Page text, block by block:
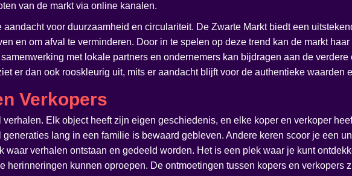
van de markt via online kanalen.
voor duurzaamheid en circulariteit. De Zwarte Markt biedt een
en om afval te verminderen. Door in te spelen op deze trend kan de markt
met lokale partners en ondernemers kan bijdragen aan de
er dan ook rooskleurig uit, mits er aandacht blijft voor de authentieke waarden
Verkopers
Elk object heeft zijn eigen geschiedenis, en elke koper en verkoper
lang in een familie is bewaard gebleven. Andere keren scoor je een
waar verhalen ontstaan en gedeeld worden. Het is een plek waar je kunt
herinneringen kunnen oproepen. De ontmoetingen tussen kopers en verkopers